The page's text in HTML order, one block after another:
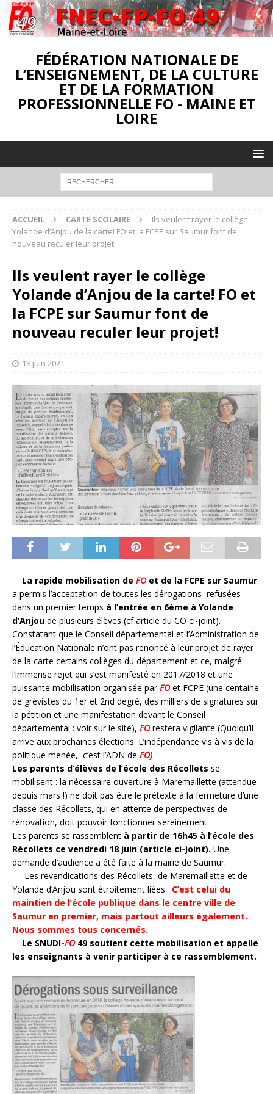
FÉDÉRATION NATIONALE DE
L’ENSEIGNEMENT, DE LA CULTURE
ET DE LA FORMATION
PROFESSIONNELLE FO - MAINE ET
LOIRE
ACCUEIL CARTE SCOLAIRE
Ils veulent rayer le collège
Yolande d’Anjou de la carte! FO et la FCPE sur Saumur font de
nouveau reculer leur projet!
Ils veulent rayer le collège
Yolande d’Anjou de la carte! FO et
la FCPE sur Saumur font de
nouveau reculer leur projet!
18 juin 2021
La rapide mobilisation de FOet de la FCPE sur Saumur
a permis l’acceptation de toutes les dérogations refusées
dans un premier temps à l’entrée en 6ème à Yolande
d’Anjou de plusieurs élèves (cf article du CO ci-joint).
Constatant que le Conseil départemental et l’Administration de
l’Éducation Nationale n’ont pas renoncé à leur projet de rayer
de la carte certains collèges du département et ce, malgré
l’immense rejet qui s’est manifesté en 2017/2018 et une
puissante mobilisation organisée parFO et FCPE (une centaine
de grévistes du 1er et 2nd degré, des milliers de signatures sur
la pétition et une manifestation devant le Conseil
départemental : voir sur le site), FOrestera vigilante (Quoiqu’il
arrive aux prochaines élections. L’indépendance vis à vis de la
politique menée, c’est l’ADN de FO)
Les parents d’élèves de l’école des Récollets se
mobilisent : la nécessaire ouverture à Maremaillette (attendue
depuis mars !) ne doit pas être le prétexte à la fermeture d’une
classe des Récollets, qui en attente de perspectives de
rénovation, doit pouvoir fonctionner sereinement.
Les parents se rassemblent à partir de 16h45 à l’école des
Récollets ce vendredi 18 juin (article ci-joint). Une
demande d’audience a été faite à la mairie de Saumur.
Les revendications des Récollets, de Maremaillette et de
Yolande d’Anjou sont étroitement liées. C’est celui du
maintien de l’école publique dans le centre ville de
Saumur en premier, mais partout ailleurs également.
Nous sommes tous concernés.
Le SNUDI-FO49 soutient cette mobilisation et appelle
les enseignants à venir participer à ce rassemblement.